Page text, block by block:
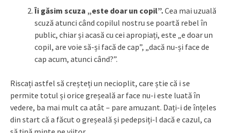
Îi găsim scuza „este doar un copil”.Cea mai uzuală
scuză atunci când copilul nostru se poartă rebel în
public, chiar și acasă cu cei apropiați, este „e doar un
copil, are voie să-și facă de cap”, „dacă nu-și face de
cap acum, atunci când?”.
Riscați astfel să creșteți un necioplit, care știe că i se
permite totul și orice greșeală ar face nu-i este luată în
vedere, ba mai mult ca atât – pare amuzant. Dați-i de înțeles
din start că a făcut o greșeală și pedepsiți-l dacă e cazul, ca